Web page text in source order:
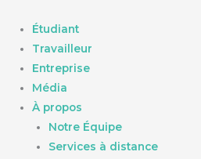
contenu
Étudiant
Travailleur
Entreprise
Média
À propos
Notre Équipe
Services à distance